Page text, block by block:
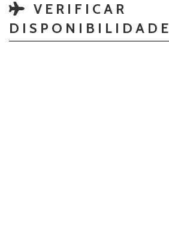
VERIFICAR
DISPONIBILIDADE